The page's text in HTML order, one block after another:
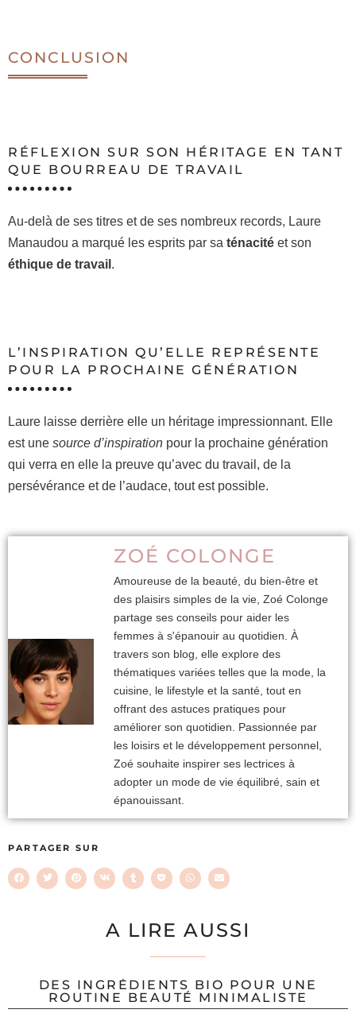
CONCLUSION
RÉFLEXION SUR SON HÉRITAGE EN TANT
QUE BOURREAU DE TRAVAIL
Au-delà de ses titres et de ses nombreux records, Laure
Manaudou a marqué les esprits par sa ténacité et son
éthique de travail .
L’INSPIRATION QU’ELLE REPRÉSENTE
POUR LA PROCHAINE GÉNÉRATION
Laure laisse derrière elle un héritage impressionnant. Elle
est une source d’inspiration pour la prochaine génération
qui verra en elle la preuve qu’avec du travail, de la
persévérance et de l’audace, tout est possible.
ZOÉ COLONGE
Amoureuse de la beauté, du bien-être et
des plaisirs simples de la vie, Zoé Colonge
partage ses conseils pour aider les
femmes à s'épanouir au quotidien. À
travers son blog, elle explore des
thématiques variées telles que la mode, la
cuisine, le lifestyle et la santé, tout en
offrant des astuces pratiques pour
améliorer son quotidien. Passionnée par
les loisirs et le développement personnel,
Zoé souhaite inspirer ses lectrices à
adopter un mode de vie équilibré, sain et
épanouissant.
PARTAGER SUR
A LIRE AUSSI
DES INGRÉDIENTS BIO POUR UNE
ROUTINE BEAUTÉ MINIMALISTE